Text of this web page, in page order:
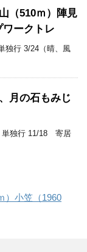
（510ｍ）陣見
ワークトレ
独行 3/24（晴、風
月の石もみじ
単独行 11/18 寄居
）小笠（1960